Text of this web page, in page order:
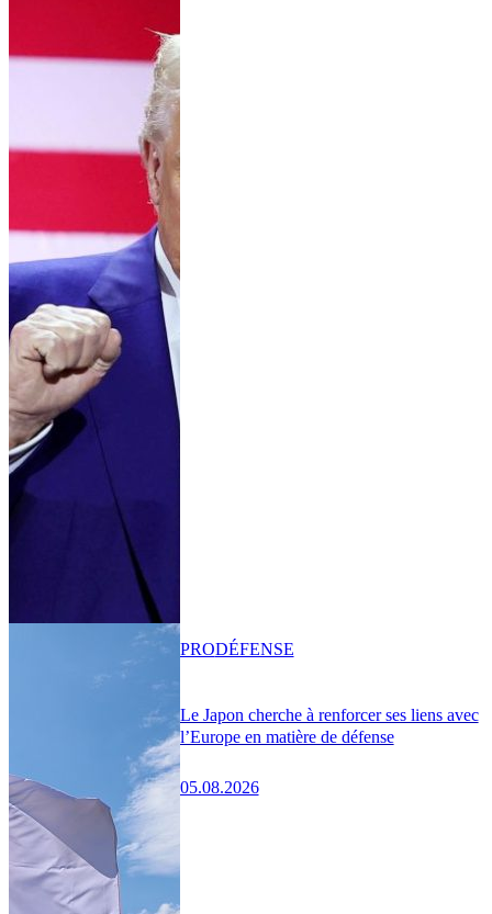
Le Japon cherche à renforcer ses liens avec
l’Europe en matière de défense
05.08.2026
PRODÉFENSE